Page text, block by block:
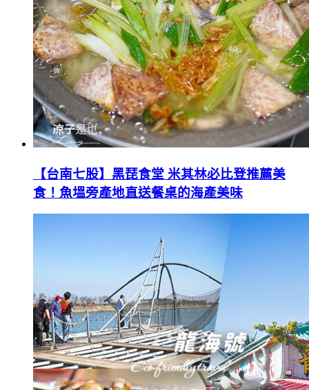
【台南七股】黑琵食堂 米其林必比登推薦美
食！魚塭旁產地直送餐桌的海產美味